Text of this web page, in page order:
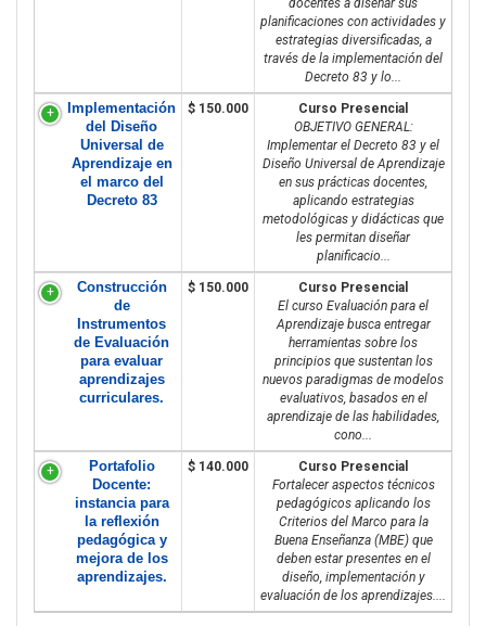
docentes a diseñar sus
planificaciones con actividades y
estrategias diversificadas, a
través de la implementación del
Decreto 83 y lo...
Implementación
del Diseño
Universal de
Aprendizaje en
el marco del
Decreto 83
$ 150.000
Curso Presencial
OBJETIVO GENERAL:
Implementar el Decreto 83 y el
Diseño Universal de Aprendizaje
en sus prácticas docentes,
aplicando estrategias
metodológicas y didácticas que
les permitan diseñar
planificacio...
Construcción
de
Instrumentos
de Evaluación
para evaluar
aprendizajes
curriculares.
$ 150.000
Curso Presencial
El curso Evaluación para el
Aprendizaje busca entregar
herramientas sobre los
principios que sustentan los
nuevos paradigmas de modelos
evaluativos, basados en el
aprendizaje de las habilidades,
cono...
Portafolio
Docente:
instancia para
la reflexión
pedagógica y
mejora de los
aprendizajes.
$ 140.000
Curso Presencial
Fortalecer aspectos técnicos
pedagógicos aplicando los
Criterios del Marco para la
Buena Enseñanza (MBE) que
deben estar presentes en el
diseño, implementación y
evaluación de los aprendizajes....